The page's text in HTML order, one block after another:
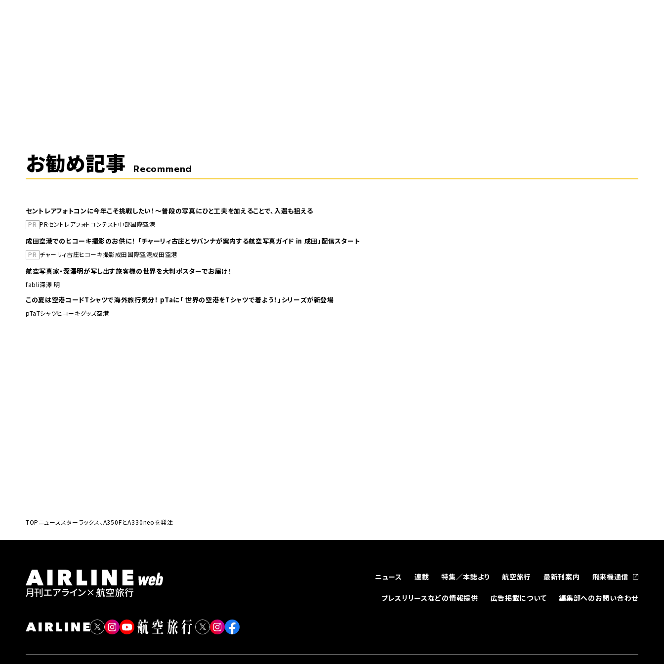
お勧め記事 Recommend
セントレアフォトコンに今年こそ挑戦したい！～普段の写真にひと工夫を加えることで、入選も狙える
PR PRセントレアフォトコンテスト中部国際空港
成田空港でのヒコーキ撮影のお供に！ 「チャーリィ古庄とサバンナが案内する航空写真ガイド in 成田」配信スタート
PR チャーリィ古庄ヒコーキ撮影成田国際空港成田空港
航空写真家・深澤明が写し出す旅客機の世界を大判ポスターでお届け！
fabli深澤 明
この夏は空港コードTシャツで海外旅行気分！ pTaに「 世界の空港をTシャツで着よう！」シリーズが新登場
pTaTシャツヒコーキグッズ空港
TOPニューススターラックス、A350FとA330neoを発注
ニュース 連載 特集／本誌より 航空旅行 最新刊案内 飛来機通信
プレスリリースなどの情報提供 広告掲載について 編集部へのお問い合わせ